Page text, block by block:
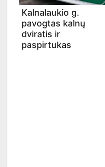
Kalnalaukio g.
pavogtas kalnų
dviratis ir
paspirtukas